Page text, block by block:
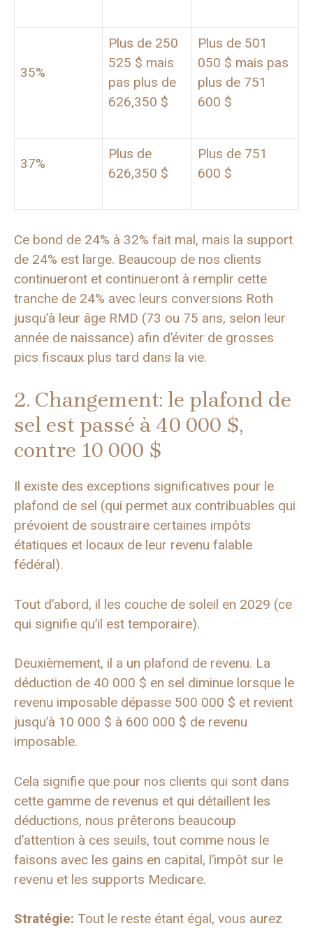
35%
Plus de 250
525 $ mais
pas plus de
626,350 $
Plus de 501
050 $ mais pas
plus de 751
600 $
37%
Plus de
626,350 $
Plus de 751
600 $
Ce bond de 24% à 32% fait mal, mais la support
de 24% est large. Beaucoup de nos clients
continueront et continueront à remplir cette
tranche de 24% avec leurs conversions Roth
jusqu’à leur âge RMD (73 ou 75 ans, selon leur
année de naissance) afin d’éviter de grosses
pics fiscaux plus tard dans la vie.
2. Changement: le plafond de
sel est passé à 40 000 $,
contre 10 000 $
Il existe des exceptions significatives pour le
plafond de sel (qui permet aux contribuables qui
prévoient de soustraire certaines impôts
étatiques et locaux de leur revenu falable
fédéral).
Tout d’abord, il les couche de soleil en 2029 (ce
qui signifie qu’il est temporaire).
Deuxièmement, il a un plafond de revenu. La
déduction de 40 000 $ en sel diminue lorsque le
revenu imposable dépasse 500 000 $ et revient
jusqu’à 10 000 $ à 600 000 $ de revenu
imposable.
Cela signifie que pour nos clients qui sont dans
cette gamme de revenus et qui détaillent les
déductions, nous prêterons beaucoup
d’attention à ces seuils, tout comme nous le
faisons avec les gains en capital, l’impôt sur le
revenu et les supports Medicare.
Stratégie: Tout le reste étant égal, vous aurez